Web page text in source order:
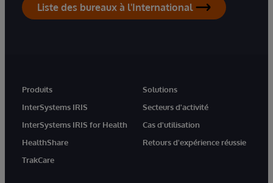
Liste des bureaux à l'International
Produits
InterSystems IRIS
InterSystems IRIS for Health
HealthShare
TrakCare
Solutions
Secteurs d'activité
Cas d'utilisation
Retours d'expérience réussie